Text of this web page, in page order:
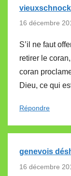
vieuxschnock
16 décembre
S’il ne faut
retirer le
coran
Dieu, ce qui
Répondre
genevois
16 décembre